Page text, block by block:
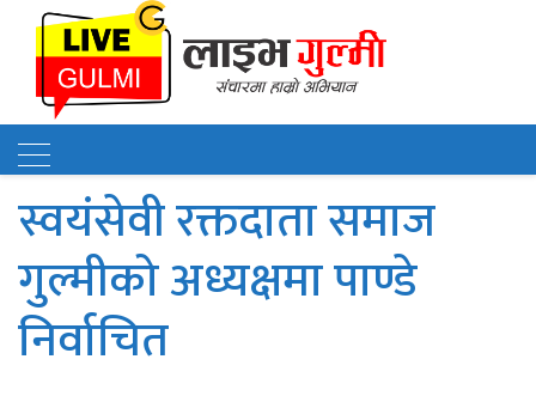
स्वयंसेवी रक्तदाता समाज
गुल्मीको अध्यक्षमा पाण्डे
निर्वाचित